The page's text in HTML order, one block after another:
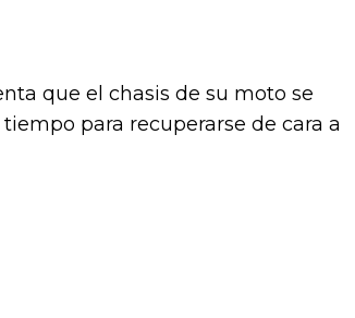
que el chasis de su moto se
para recuperarse de cara a